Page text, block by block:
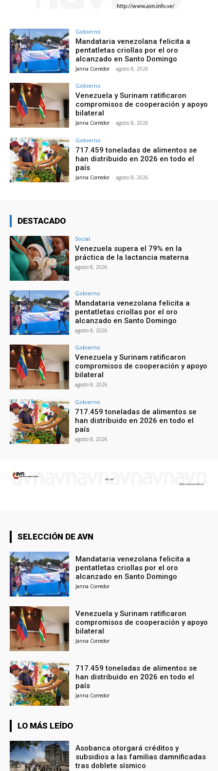
Gobierno
Mandataria venezolana felicita a
pentatletas criollas por el oro
alcanzado en Santo Domingo
Janna Corredor - agosto 8, 2026
Gobierno
Venezuela y Surinam ratificaron
compromisos de cooperación y apoyo
bilateral
Janna Corredor - agosto 8, 2026
Gobierno
717.459 toneladas de alimentos se
han distribuido en 2026 en todo el
país
Janna Corredor - agosto 8, 2026
DESTACADO
Social
Venezuela supera el 79% en la
práctica de la lactancia materna
agosto 8, 2026
Gobierno
Mandataria venezolana felicita a
pentatletas criollas por el oro
alcanzado en Santo Domingo
agosto 8, 2026
Gobierno
Venezuela y Surinam ratificaron
compromisos de cooperación y apoyo
bilateral
agosto 8, 2026
Gobierno
717.459 toneladas de alimentos se
han distribuido en 2026 en todo el
país
agosto 8, 2026
SELECCIÓN DE AVN
Mandataria venezolana felicita a
pentatletas criollas por el oro
alcanzado en Santo Domingo
Janna Corredor
Venezuela y Surinam ratificaron
compromisos de cooperación y apoyo
bilateral
Janna Corredor
717.459 toneladas de alimentos se
han distribuido en 2026 en todo el
país
Janna Corredor
LO MÁS LEÍDO
Asobanca otorgará créditos y
subsidios a las familias damnificadas
tras doblete sísmico